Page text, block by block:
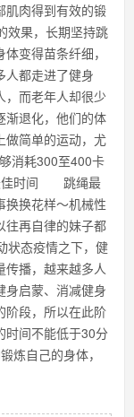
肌肉得到有效的锻
果，长期坚持跳
变得苗条纤细，
人都走进了健身
，而老年人却很少
渐退化，他们的体
做简单的运动，尤
消耗300至400卡
佳时间 跳绳最
换换花样～机械性
往再自律的妹子都
状态疫情之下，健
传播，越来越多人
身启蒙、消减健身
阶段，所以在此阶
时间不能低于30分
炼自己的身体，